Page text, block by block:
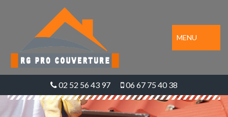
MENU
02 52 56 43 97 06 67 75 40 38